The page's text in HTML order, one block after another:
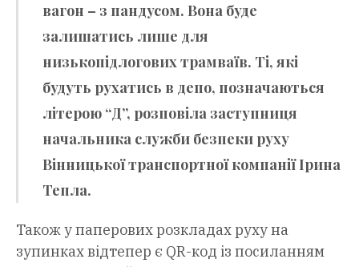
вагон – з пандусом. Вона буде
залишатись лише для
низькопідлогових трамваїв. Ті, які
будуть рухатись в депо, позначаються
літерою “Д”, розповіла заступниця
начальника служби безпеки руху
Вінницької транспортної компанії Ірина
Тепла.
Також у паперових розкладах руху на
зупинках відтепер є QR-код із посиланням